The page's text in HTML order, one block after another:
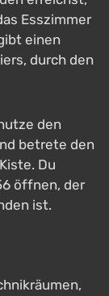
Esszimmer
einen
durch den
den
betrete den
Du
öffnen, der
ist.